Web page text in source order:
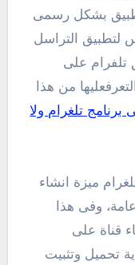
بشكل رسمى
لتطبيق التراسل
تلفرام على
من هذا
تلغرام ولا
ميزة انشاء
وفى هذا
قناة على
تحميل وتثبيت